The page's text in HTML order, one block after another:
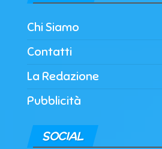
Chi Siamo
Contatti
La Redazione
Pubblicità
SOCIAL